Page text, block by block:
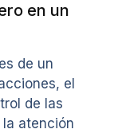
en un
de un
el
de las
atención